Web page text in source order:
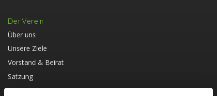
Der Verein
Über uns
Unsere Ziele
Vorstand & Beirat
Satzung
Mitglied werden